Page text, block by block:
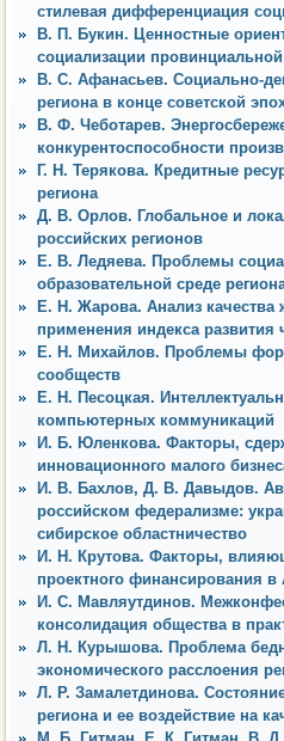
стилевая дифференциация
В. П. Букин. Ценностные
социализации
В. С. Афанасьев. Социально-
региона в конце советской
В. Ф. Чеботарев.
конкурентоспособности
Г. Н. Терякова. Кредитные
региона
Д. В. Орлов. Глобальное и
российских регионов
Е. В. Ледяева. Проблемы
образовательной среде
Е. Н. Жарова. Анализ
применения индекса развития
Е. Н. Михайлов. Проблемы
сообществ
Е. Н. Песоцкая.
компьютерных коммуникаций
И. Б. Юленкова. Факторы,
инновационного малого
И. В. Бахлов, Д. В. Давыдов.
российском федерализме:
сибирское областничество
И. Н. Крутова. Факторы,
проектного финансирования в
И. С. Мавляутдинов.
консолидация общества в
Л. Н. Курышова. Проблема
экономического расслоения
Л. Р. Замалетдинова.
региона и ее воздействие на
М. Б. Гитман, Е. К. Гитман, В. Д.